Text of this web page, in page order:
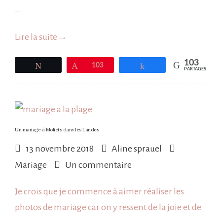
…
Lire la suite →
Tweetez Épingle
103 Partagez 103
PARTAGES
Un mariage à Moliets dans les Landes
13 novembre 2018
Aline sprauel
Mariage
Un commentaire
mariage
à
Je crois que je commence à aimer réaliser les
photos de mariage car on y ressent de la joie et de